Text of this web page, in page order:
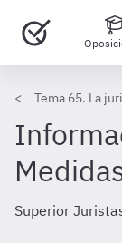
Tema 65. La
Superior